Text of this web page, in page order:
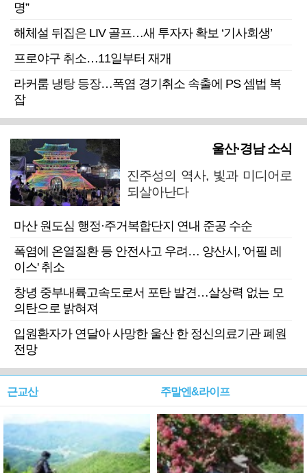
명”
해체설 뒤집은 LIV 골프…새 투자자 확보 ‘기사회생’
프로야구 취소…11일부터 재개
라커룸 냉탕 등장…폭염 경기취소 속출에 PS 셈법 복
잡
울산·경남 소식
진주성의 역사, 빛과 미디어로
되살아난다
마산 원도심 행정·주거복합단지 연내 준공 수순
폭염에 온열질환 등 안전사고 우려… 양산시, '어필 레
이스' 취소
창녕 중부내륙고속도로서 포탄 발견…살상력 없는 모
의탄으로 밝혀져
입원환자가 연달아 사망한 울산 한 정신의료기관 폐원
전망
근교산 주말엔&라이프